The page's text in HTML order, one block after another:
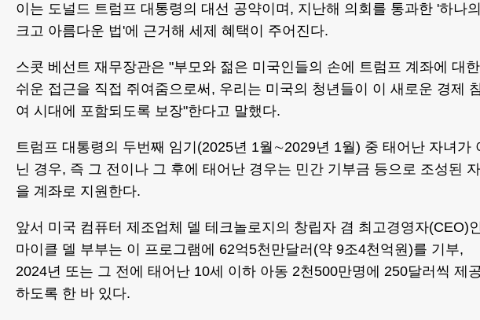
이는 도널드 트럼프 대통령의 대선 공약이며, 지난해 의회를 통과한 '하나의
크고 아름다운 법'에 근거해 세제 혜택이 주어진다.
스콧 베선트 재무장관은 "부모와 젊은 미국인들의 손에 트럼프 계좌에 대한
쉬운 접근을 직접 쥐여줌으로써, 우리는 미국의 청년들이 이 새로운 경제
여 시대에 포함되도록 보장"한다고 말했다.
트럼프 대통령의 두번째 임기(2025년 1월∼2029년 1월) 중 태어난 자녀가
닌 경우, 즉 그 전이나 그 후에 태어난 경우는 민간 기부금 등으로 조성된
을 계좌로 지원한다.
앞서 미국 컴퓨터 제조업체 델 테크놀로지의 창립자 겸 최고경영자(CEO)
마이클 델 부부는 이 프로그램에 62억5천만달러(약 9조4천억원)를 기부,
2024년 또는 그 전에 태어난 10세 이하 아동 2천500만명에 250달러씩 제
하도록 한 바 있다.